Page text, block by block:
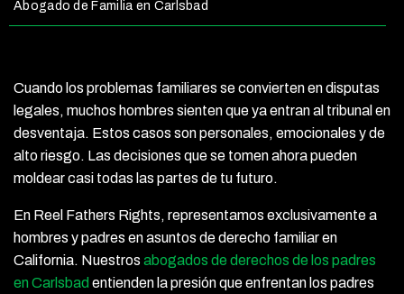
ci
o
Abogado de Familia en Carlsbad
Cuando los problemas familiares se convierten en disputas
legales, muchos hombres sienten que ya entran al tribunal en
desventaja. Estos casos son personales, emocionales y de
alto riesgo. Las decisiones que se tomen ahora pueden
moldear casi todas las partes de tu futuro.
En Reel Fathers Rights, representamos exclusivamente a
hombres y padres en asuntos de derecho familiar en
California. Nuestros abogados de derechos de los padres
en Carlsbad entienden la presión que enfrentan los padres